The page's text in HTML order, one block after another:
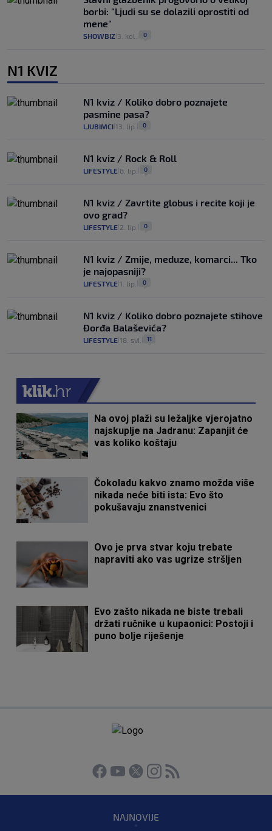
borbi: "Ljudi su se dolazili oprostiti od
mene"
SHOWBIZ 3. kol. 0
N1 KVIZ
N1 kviz / Koliko dobro poznajete
pasmine pasa?
LJUBIMCI 13. lip. 0
N1 kviz / Rock & Roll
LIFESTYLE 8. lip. 0
N1 kviz / Zavrtite globus i recite koji je
ovo grad?
LIFESTYLE 2. lip. 0
N1 kviz / Zmije, meduze, komarci... Tko
je najopasniji?
LIFESTYLE 1. lip. 0
N1 kviz / Koliko dobro poznajete stihove
Đorđa Balaševića?
LIFESTYLE 18. svi. 11
Na ovoj plaži su ležaljke vjerojatno
najskuplje na Jadranu: Zapanjit će
vas koliko koštaju
Čokoladu kakvo znamo možda više
nikada neće biti ista: Evo što
pokušavaju znanstvenici
Ovo je prva stvar koju trebate
napraviti ako vas ugrize stršljen
Evo zašto nikada ne biste trebali
držati ručnike u kupaonici: Postoji i
puno bolje riješenje
NAJNOVIJE